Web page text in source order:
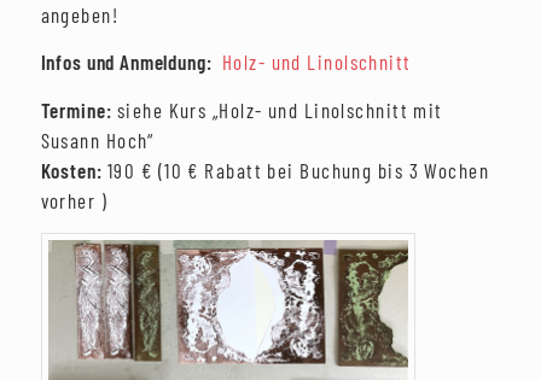
angeben!
Infos und Anmeldung: Holz- und Linolschnitt
Termine: siehe Kurs „Holz- und Linolschnitt mit
Susann Hoch“
Kosten: 190 € (10 € Rabatt bei Buchung bis 3 Wochen
vorher )